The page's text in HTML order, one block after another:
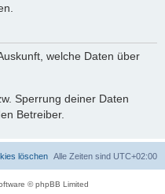
welche Daten über
Sperrung deiner Daten
Betreiber.
Alle Zeiten sind UTC+02:00
löschen
© phpBB Limited